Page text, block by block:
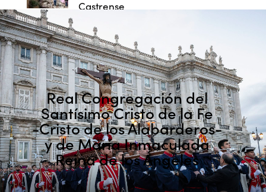
Castrense
Real Congregación del
Santísimo Cristo de la Fe
-Cristo de los Alabarderos-
y de María Inmaculada
Reina de los Ángeles